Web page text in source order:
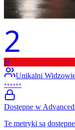
2
N
Unikalni
••••••
Dostępne w
Te metryki są